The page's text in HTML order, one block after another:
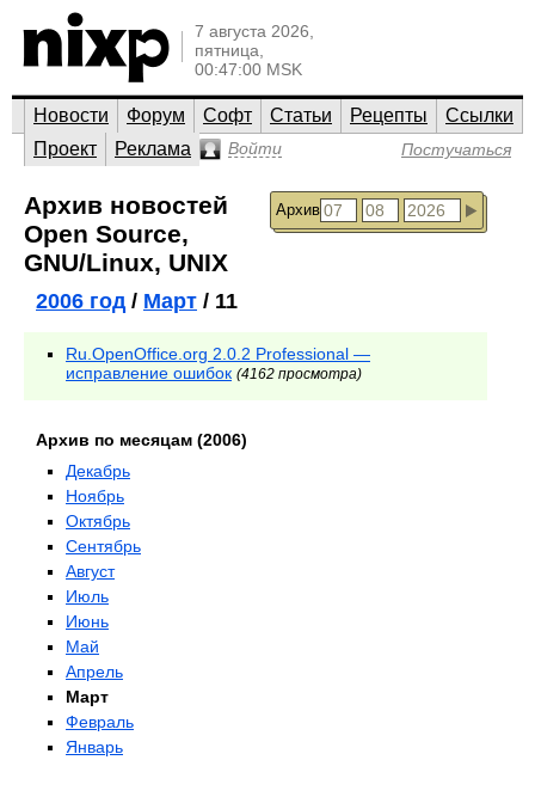
7 августа 2026,
пятница,
00:47:00 MSK
Новости Форум Софт Статьи Рецепты
Ссылки
Проект
Реклама Войти Постучаться
Архив
Архив новостей
Open Source,
GNU/Linux, UNIX
2006 год/ Март / 11
Ru.OpenOffice.org 2.0.2 Professional —
исправление ошибок (4162 просмотра)
Архив по месяцам (2006)
Декабрь
Ноябрь
Октябрь
Сентябрь
Август
Июль
Июнь
Май
Апрель
Март
Февраль
Январь